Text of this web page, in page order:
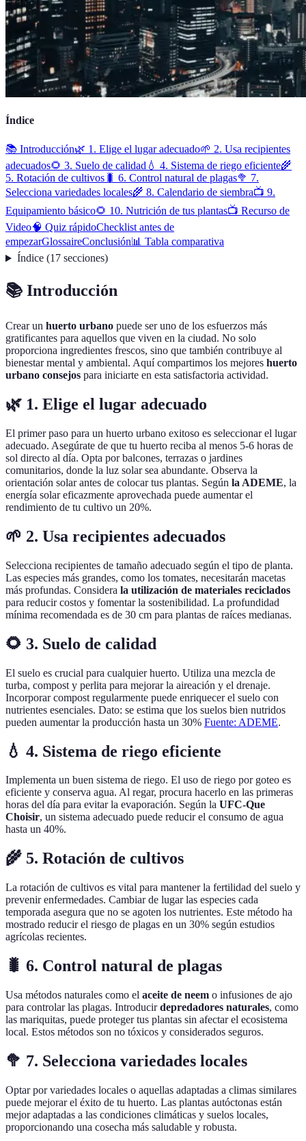
Índice
📚 Introducción🌿 1. Elige el lugar adecuado🌱 2. Usa recipientes
adecuados🌻 3. Suelo de calidad 💧 4. Sistema de riego eficiente🌾
5. Rotación de cultivos 🐛 6. Control natural de plagas🥦 7.
Selecciona variedades locales🌾 8. Calendario de siembra📺 9.
Equipamiento básico🌻 10. Nutrición de tus plantas📺 Recurso de
Video🧠 Quiz rápidoChecklist antes de
empezarGlossaireConclusión📊 Tabla comparativa
Índice(17 secciones)
📚 Introducción
Crear un huerto urbano puede ser uno de los esfuerzos más
gratificantes para aquellos que viven en la ciudad. No solo
proporciona ingredientes frescos, sino que también contribuye al
bienestar mental y ambiental. Aquí compartimos los mejores huerto
urbano consejos para iniciarte en esta satisfactoria actividad.
🌿 1. Elige el lugar adecuado
El primer paso para un huerto urbano exitoso es seleccionar el lugar
adecuado. Asegúrate de que tu huerto reciba al menos 5-6 horas de
sol directo al día. Opta por balcones, terrazas o jardines
comunitarios, donde la luz solar sea abundante. Observa la
orientación solar antes de colocar tus plantas. Según la ADEME, la
energía solar eficazmente aprovechada puede aumentar el
rendimiento de tu cultivo un 20%.
🌱 2. Usa recipientes adecuados
Selecciona recipientes de tamaño adecuado según el tipo de planta.
Las especies más grandes, como los tomates, necesitarán macetas
más profundas. Considera la utilización de materiales reciclados
para reducir costos y fomentar la sostenibilidad. La profundidad
mínima recomendada es de 30 cm para plantas de raíces medianas.
🌻 3. Suelo de calidad
El suelo es crucial para cualquier huerto. Utiliza una mezcla de
turba, compost y perlita para mejorar la aireación y el drenaje.
Incorporar compost regularmente puede enriquecer el suelo con
nutrientes esenciales. Dato: se estima que los suelos bien nutridos
pueden aumentar la producción hasta un 30% Fuente: ADEME.
💧 4. Sistema de riego eficiente
Implementa un buen sistema de riego. El uso de riego por goteo es
eficiente y conserva agua. Al regar, procura hacerlo en las primeras
horas del día para evitar la evaporación. Según la UFC-Que
Choisir, un sistema adecuado puede reducir el consumo de agua
hasta un 40%.
🌾 5. Rotación de cultivos
La rotación de cultivos es vital para mantener la fertilidad del suelo y
prevenir enfermedades. Cambiar de lugar las especies cada
temporada asegura que no se agoten los nutrientes. Este método ha
mostrado reducir el riesgo de plagas en un 30% según estudios
agrícolas recientes.
🐛 6. Control natural de plagas
Usa métodos naturales como el aceite de neem o infusiones de ajo
para controlar las plagas. Introducirdepredadores naturales, como
las mariquitas, puede proteger tus plantas sin afectar el ecosistema
local. Estos métodos son no tóxicos y considerados seguros.
🥦 7. Selecciona variedades locales
Optar por variedades locales o aquellas adaptadas a climas similares
puede mejorar el éxito de tu huerto. Las plantas autóctonas están
mejor adaptadas a las condiciones climáticas y suelos locales,
proporcionando una cosecha más saludable y robusta.